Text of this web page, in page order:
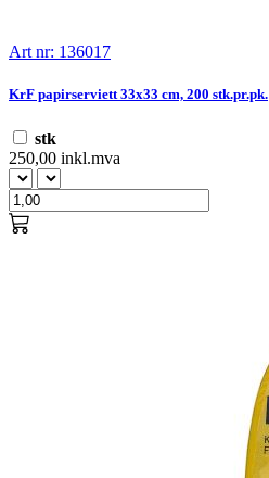
Art nr: 136017
KrF papirserviett 33x33 cm, 200 stk.pr.pk.
stk
250,00 inkl.mva